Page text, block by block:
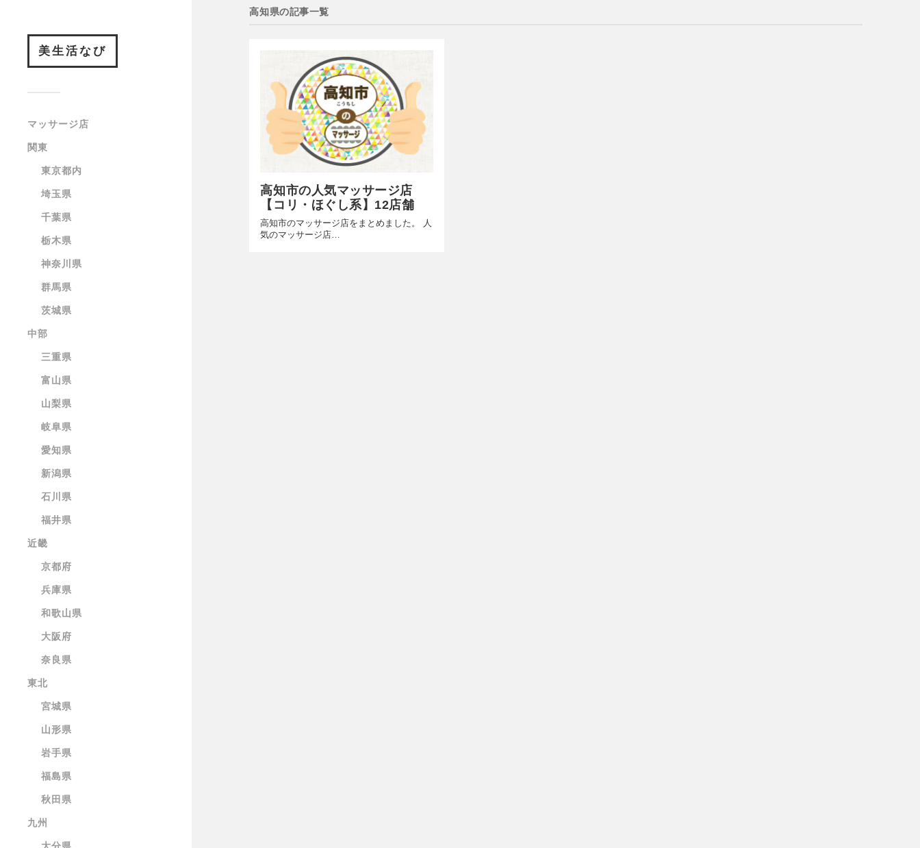
美生活なび
マッサージ店
関東
東京都内
埼玉県
千葉県
栃木県
神奈川県
群馬県
茨城県
中部
三重県
富山県
山梨県
岐阜県
愛知県
新潟県
石川県
福井県
近畿
京都府
兵庫県
和歌山県
大阪府
奈良県
東北
宮城県
山形県
岩手県
福島県
秋田県
九州
高知県の記事一覧
高知市の人気マッサージ店
【コリ・ほぐし系】12店舗
高知市のマッサージ店をまとめました。 人
気のマッサージ店…